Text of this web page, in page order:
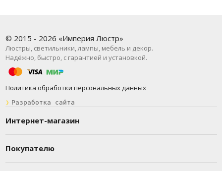
© 2015 - 2026 «Империя Люстр»
Люстры, светильники, лампы, мебель и декор.
Надёжно, быстро, с гарантией и установкой.
Политика обработки персональных данных
❯ Разработка сайта
Интернет-магазин
Покупателю